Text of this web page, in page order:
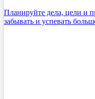
Планируйте дела, цели и
забывать и успевать